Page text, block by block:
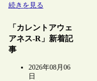
続きを見る
「カレントアウェ
アネス-R」新着記
事
2026年08月06
日